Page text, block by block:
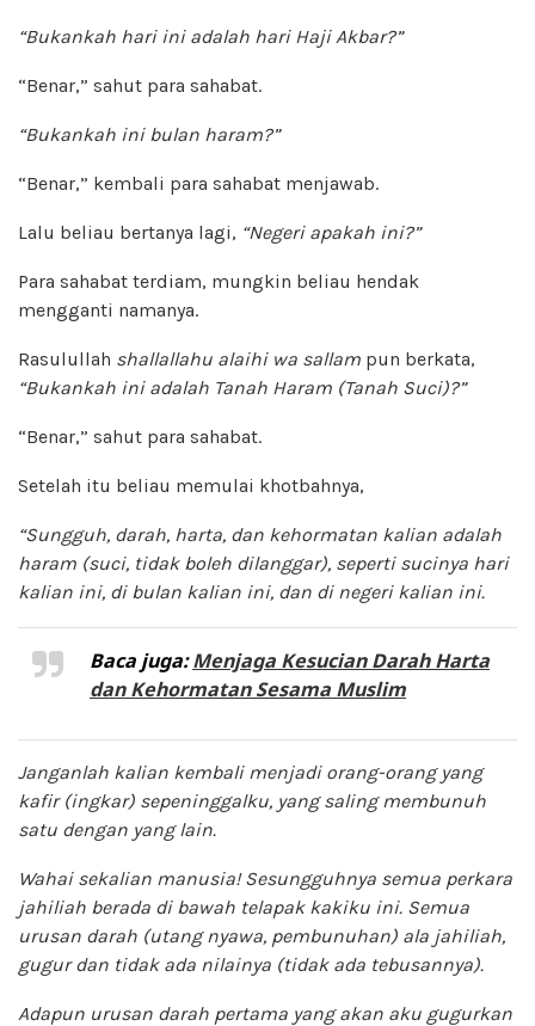
“Bukankah hari ini adalah hari Haji Akbar?”
“Benar,” sahut para sahabat.
“Bukankah ini bulan haram?”
“Benar,” kembali para sahabat menjawab.
Lalu beliau bertanya lagi, “Negeri apakah ini?”
Para sahabat terdiam, mungkin beliau hendak
mengganti namanya.
Rasulullah shallallahu alaihi wa sallam pun berkata,
“Bukankah ini adalah Tanah Haram (Tanah Suci)?”
“Benar,” sahut para sahabat.
Setelah itu beliau memulai khotbahnya,
“Sungguh, darah, harta, dan kehormatan kalian adalah
haram (suci, tidak boleh dilanggar), seperti sucinya hari
kalian ini, di bulan kalian ini, dan di negeri kalian ini.
Baca juga:Menjaga Kesucian Darah Harta
dan Kehormatan Sesama Muslim
Janganlah kalian kembali menjadi orang-orang yang
kafir (ingkar) sepeninggalku, yang saling membunuh
satu dengan yang lain.
Wahai sekalian manusia! Sesungguhnya semua perkara
jahiliah berada di bawah telapak kakiku ini. Semua
urusan darah (utang nyawa, pembunuhan) ala jahiliah,
gugur dan tidak ada nilainya (tidak ada tebusannya).
Adapun urusan darah pertama yang akan aku gugurkan